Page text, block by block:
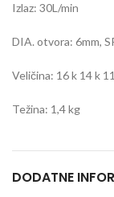
Izlaz: 30L/min
DIA. otvora: 6mm,
Veličina: 16 k 14 k
Težina: 1,4 kg
DODATNE